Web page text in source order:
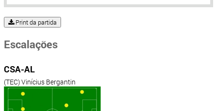
Print da partida
Escalações
CSA-AL
(TEC) Vinícius Bergantin